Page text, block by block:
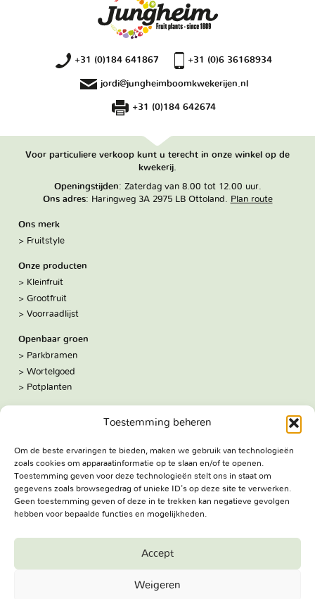
Toestemming beheren
Om de beste ervaringen te bieden, maken we gebruik van technologieën
zoals cookies om apparaatinformatie op te slaan en/of te openen.
Toestemming geven voor deze technologieën stelt ons in staat om
gegevens zoals browsegedrag of unieke ID's op deze site te verwerken.
Geen toestemming geven of deze in te trekken kan negatieve gevolgen
hebben voor bepaalde functies en mogelijkheden.
Accept
Weigeren
+31 (0)184 641867 +31 (0)6 36168934
jordi@jungheimboomkwekerijen.nl
+31 (0)184 642674
Voor particuliere verkoop kunt u terecht in onze winkel op de
kwekerij.
Openingstijden: Zaterdag van 8.00 tot 12.00 uur.
Ons adres: Haringweg 3A 2975 LB Ottoland. Plan route
Ons merk
Fruitstyle
Onze producten
Kleinfruit
Grootfruit
Voorraadlijst
Openbaar groen
Parkbramen
Wortelgoed
Potplanten
Volg ons:
Facebook
Bezoekadres
Haringweg 3A
2975 LB Ottoland
Reserved.